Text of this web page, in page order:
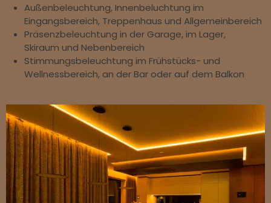
Außenbeleuchtung, Innenbeluchtung im
Eingangsbereich, Treppenhaus und Allgemeinbereich
Präsenzbeleuchtung in der Garage, im Lager,
Skiraum und Nebenbereich
Stimmungsbeleuchtung im Frühstücks- und
Wellnessbereich, an der Bar oder auf dem Balkon